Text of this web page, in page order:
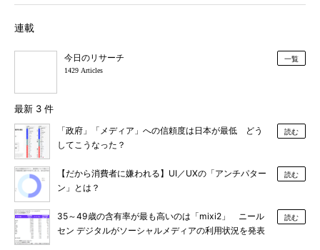
連載
今日のリサーチ
1429 Articles
一覧
最新 3 件
「政府」「メディア」への信頼度は日本が最低 どう
してこうなった？
読む
【だから消費者に嫌われる】UI／UXの「アンチパター
ン」とは？
読む
35～49歳の含有率が最も高いのは「mixi2」 ニール
セン デジタルがソーシャルメディアの利用状況を発表
読む